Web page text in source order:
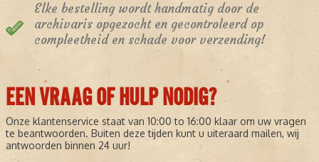
Elke bestelling wordt handmatig door de
archivaris opgezocht en gecontroleerd op
compleetheid en schade voor verzending!
EEN VRAAG OF HULP NODIG?
Onze klantenservice staat van 10:00 to 16:00 klaar om uw vragen
te beantwoorden. Buiten deze tijden kunt u uiteraard mailen, wij
antwoorden binnen 24 uur!